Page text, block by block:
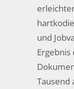
und
Tausend